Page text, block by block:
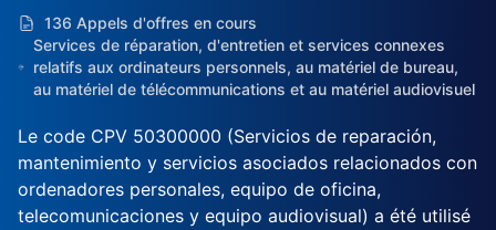
136 Appels d'offres en cours
Services de réparation, d'entretien et services connexes
relatifs aux ordinateurs personnels, au matériel de bureau,
au matériel de télécommunications et au matériel audiovisuel
Le code CPV 50300000 (Servicios de reparación,
mantenimiento y servicios asociados relacionados con
ordenadores personales, equipo de oficina,
telecomunicaciones y equipo audiovisual) a été utilisé